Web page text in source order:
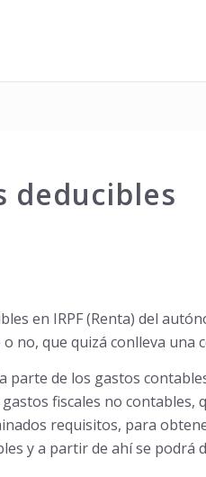
deducibles
en IRPF (Renta) del
no, que quizá conlleva una
parte de los gastos
fiscales no contables,
requisitos, para
y a partir de ahí se podrá